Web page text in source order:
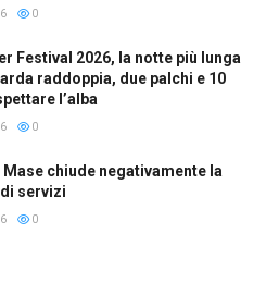
0
Festival 2026, la notte più lunga
raddoppia, due palchi e 10
l’alba
0
Mase chiude negativamente la
servizi
0